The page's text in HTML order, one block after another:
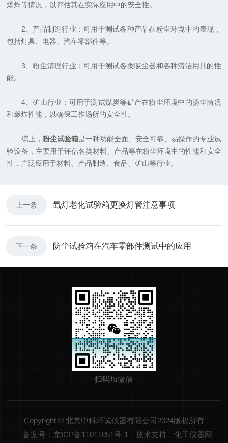
爆炸等情况，以评估其在实际应用中的安全性。
2、产品制造行业：可用于测试各种产品在粉尘环境中的表现，
包括灯具、电器、汽车零部件等。
3、粉尘清理行业：可用于测试各类吸尘器和各种清洁用具的性
能。
4、矿山行业：可用于测试煤炭等矿产在粉尘环境中的扬尘情况
和爆炸性能，以确保工作场所的安全性。
综上， 粉尘试验箱是一种功能全面、安全可靠、易操作的专业试
验设备，主要用于评估各类材料、产品等在粉尘环境中的性能和安全
性，广泛应用于材料、产品制造、食品、矿山等行业。
上一条 氙灯老化试验箱更换灯管注意事项
下一条 防尘试验箱在汽车零部件测试中的应用
扫码加微信
Copyright © 北京中科环试仪器有限公司2024版权所有
备案号：京ICP备11011051号-1
技术支持：化工仪器网